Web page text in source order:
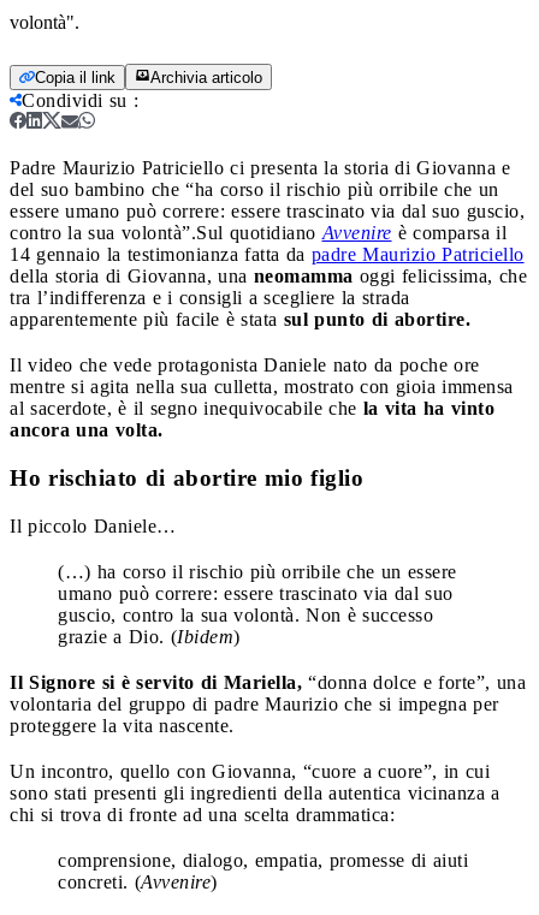
volontà".
Copia il link Archivia articolo
Condividi su :
Padre Maurizio Patriciello ci presenta la storia di Giovanna e
del suo bambino che “ha corso il rischio più orribile che un
essere umano può correre: essere trascinato via dal suo guscio,
contro la sua volontà”.Sul quotidiano Avvenire è comparsa il
14 gennaio la testimonianza fatta da padre Maurizio Patriciello
della storia di Giovanna, una neomamma oggi felicissima, che
tra l’indifferenza e i consigli a scegliere la strada
apparentemente più facile è stata sul punto di abortire.
Il video che vede protagonista Daniele nato da poche ore
mentre si agita nella sua culletta, mostrato con gioia immensa
al sacerdote, è il segno inequivocabile che la vita ha vinto
ancora una volta.
Ho rischiato di abortire mio figlio
Il piccolo Daniele…
(…) ha corso il rischio più orribile che un essere
umano può correre: essere trascinato via dal suo
guscio, contro la sua volontà. Non è successo
grazie a Dio. (Ibidem)
Il Signore si è servito di Mariella, “donna dolce e forte”, una
volontaria del gruppo di padre Maurizio che si impegna per
proteggere la vita nascente.
Un incontro, quello con Giovanna, “cuore a cuore”, in cui
sono stati presenti gli ingredienti della autentica vicinanza a
chi si trova di fronte ad una scelta drammatica:
comprensione, dialogo, empatia, promesse di aiuti
concreti. (Avvenire)